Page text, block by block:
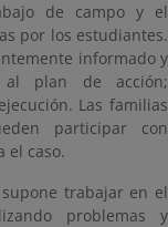
de campo y el
por los estudiantes.
informado y
al plan de acción;
Las familias
participar con
el caso.
trabajar en el
problemas y